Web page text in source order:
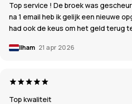
Top service ! De broek was
na 1 email heb ik gelijk een nieuwe
had ook de keus om het geld terug
Ilham 21 apr 2026
Top kwaliteit